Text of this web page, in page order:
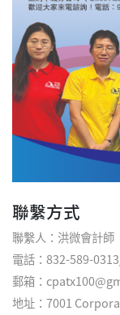
聯繫方式
聯繫人：洪微會計師
電話：832-589-
郵箱：
地址：7001